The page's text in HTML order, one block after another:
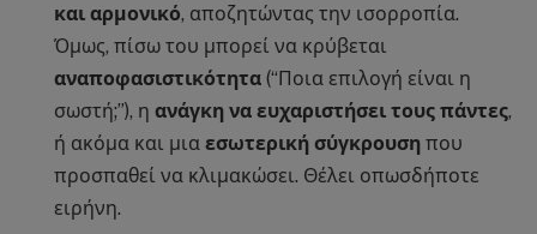
και αρμονικό, αποζητώντας την ισορροπία.
Όμως, πίσω του μπορεί να κρύβεται
αναποφασιστικότητα (“Ποια επιλογή είναι η
σωστή;”), η ανάγκη να ευχαριστήσει τους πάντες,
ή ακόμα και μια εσωτερική σύγκρουση που
προσπαθεί να κλιμακώσει. Θέλει οπωσδήποτε
ειρήνη.